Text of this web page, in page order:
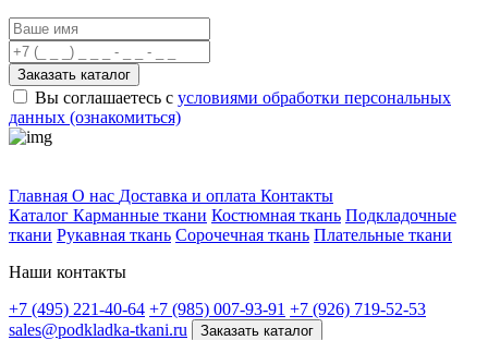
Заказать каталог
Вы соглашаетесь с условиями обработки персональных
данных (ознакомиться)
Главная О нас Доставка и оплата Контакты
Каталог Карманные ткани Костюмная ткань Подкладочные
ткани Рукавная ткань Сорочечная ткань Плательные ткани
Наши контакты
+7 (495) 221-40-64 +7 (985) 007-93-91 +7 (926) 719-52-53
sales@podkladka-tkani.ru
Заказать каталог